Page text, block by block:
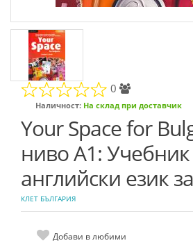
0
Наличност: На склад при доставчик
Your Space for
ниво A1:
английски език
КЛЕТ БЪЛГАРИЯ
Добави в любими